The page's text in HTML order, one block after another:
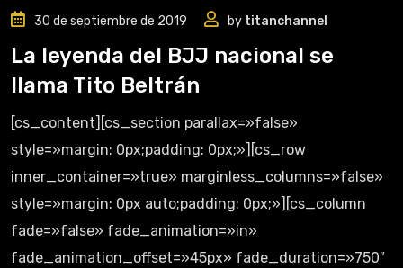
30 de septiembre de 2019 by titanchannel
La leyenda del BJJ nacional se
llama Tito Beltrán
[cs_content][cs_section parallax=»false»
style=»margin: 0px;padding: 0px;»][cs_row
inner_container=»true» marginless_columns=»false»
style=»margin: 0px auto;padding: 0px;»][cs_column
fade=»false» fade_animation=»in»
fade_animation_offset=»45px» fade_duration=»750″